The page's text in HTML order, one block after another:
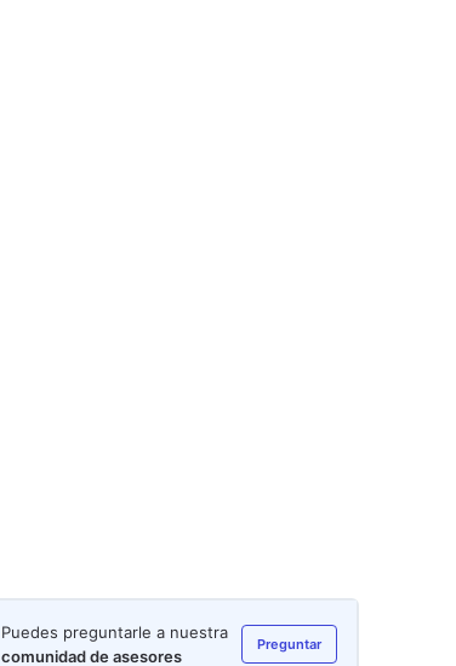
Puedes preguntarle a nuestra
comunidad de asesores
Preguntar